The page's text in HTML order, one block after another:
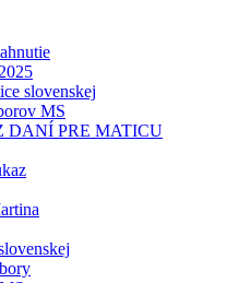
slovenskej
MS
DANÍ PRE MATICU